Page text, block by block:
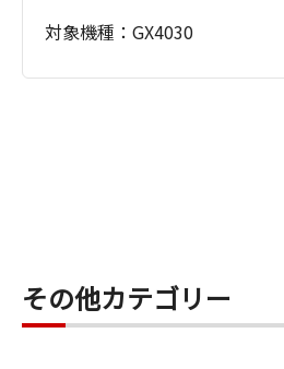
対象機種：GX4030
その他カテゴリー